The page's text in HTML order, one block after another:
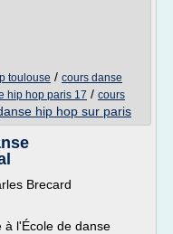
toulouse / cours danse
hip hop paris 17 / cours
hip hop sur paris
Brecard
à l'École de danse